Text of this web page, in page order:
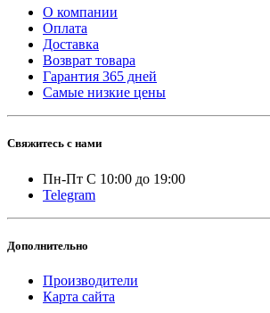
О компании
Оплата
Доставка
Возврат товара
Гарантия 365 дней
Самые низкие цены
Свяжитесь с нами
Пн-Пт С 10:00 до 19:00
Telegram
Дополнительно
Производители
Карта сайта